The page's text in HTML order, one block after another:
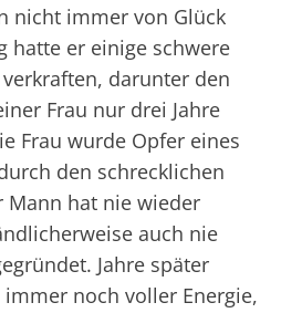
nicht immer von Glück
hatte er einige schwere
darunter den
Frau nur drei Jahre
Frau wurde Opfer eines
den schrecklichen
Mann hat nie wieder
auch nie
Jahre später
noch voller Energie,